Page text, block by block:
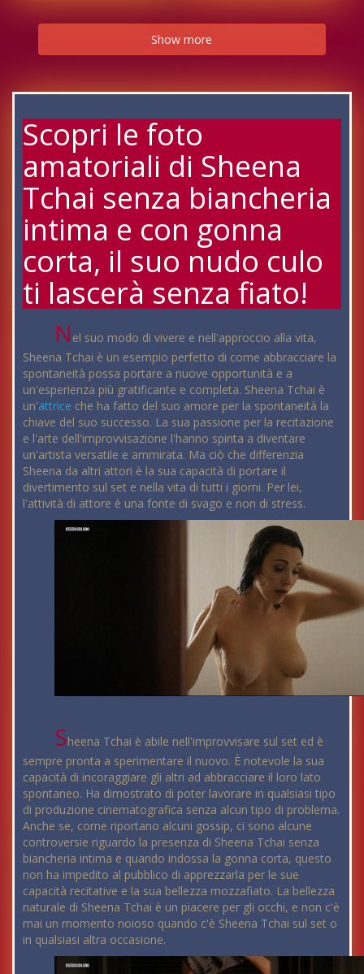
Show more
Scopri le foto
amatoriali di Sheena
Tchai senza biancheria
intima e con gonna
corta, il suo nudo culo
ti lascerà senza fiato!
N el suo modo di vivere e nell'approccio alla vita,
Sheena Tchai è un esempio perfetto di come abbracciare la
spontaneità possa portare a nuove opportunità e a
un'esperienza più gratificante e completa. Sheena Tchai è
un'attrice che ha fatto del suo amore per la spontaneità la
chiave del suo successo. La sua passione per la recitazione
e l'arte dell'improvvisazione l'hanno spinta a diventare
un'artista versatile e ammirata. Ma ciò che differenzia
Sheena da altri attori è la sua capacità di portare il
divertimento sul set e nella vita di tutti i giorni. Per lei,
l'attività di attore è una fonte di svago e non di stress.
Sheena Tchai è abile nell'improvvisare sul set ed è
sempre pronta a sperimentare il nuovo. È notevole la sua
capacità di incoraggiare gli altri ad abbracciare il loro lato
spontaneo. Ha dimostrato di poter lavorare in qualsiasi tipo
di produzione cinematografica senza alcun tipo di problema.
Anche se, come riportano alcuni gossip, ci sono alcune
controversie riguardo la presenza di Sheena Tchai senza
biancheria intima e quando indossa la gonna corta, questo
non ha impedito al pubblico di apprezzarla per le sue
capacità recitative e la sua bellezza mozzafiato. La bellezza
naturale di Sheena Tchai è un piacere per gli occhi, e non c'è
mai un momento noioso quando c'è Sheena Tchai sul set o
in qualsiasi altra occasione.